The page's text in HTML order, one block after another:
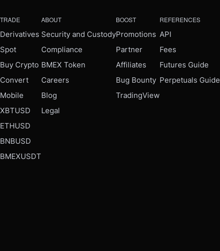
TRADE
Derivatives
Spot
Buy Crypto
Convert
Mobile
XBTUSD
ETHUSD
BNBUSD
BMEXUSDT
ABOUT
Security and Custody
Compliance
BMEX Token
Careers
Blog
Legal
BOOST
Promotions
Partner
Affiliates
Bug Bounty
TradingView
REFERENCES
API
Fees
Futures Guide
Perpetuals Guide